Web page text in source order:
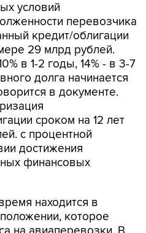
условий
перевозчика
кредит/облигации
29 млрд рублей.
в 1-2 годы, 14% - в 3-7
долга начинается
в документе.
сроком на 12 лет
с процентной
достижения
финансовых
находится в
которое